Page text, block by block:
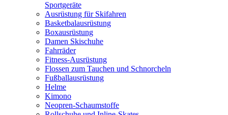
Sportgeräte
Ausrüstung für Skifahren
Basketbalausrüstung
Boxausrüstung
Damen Skischuhe
Fahrräder
Fitness-Ausrüstung
Flossen zum Tauchen und Schnorcheln
Fußballausrüstung
Helme
Kimono
Neopren-Schaumstoffe